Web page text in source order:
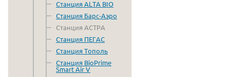
Станция ALTA BIO
Станция Барс-Аэро
Станция АСТРА
Станция ПЕГАС
Станция Тополь
Станция BioPrime
Smart Air V